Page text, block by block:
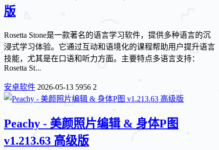
版
Rosetta Stone是一款著名的语言学习软件，提供多种语言的沉
浸式学习体验。它通过互动和语境化的课程帮助用户提升语言
技能，尤其是在口语和听力方面。主要特点多语言支持：
Rosetta St...
安卓软件 2026-05-13 5956 2
Peachy - 美颜照片编辑 & 身体P图
v1.213.63 高级版